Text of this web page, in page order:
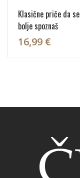
Klasične priče da se
bolje spoznaš
16,99 €